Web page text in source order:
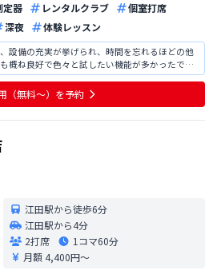
定器 レンタルクラブ
個室打席
深夜 体験レッスン
設備の充実が挙げられ、時間を忘れるほどの他
概ね良好で色々と試したい機能が多かったで
駐車場の案内があればよかったです。また、地域
人数の割に夜の時間帯での予約が取りにくく、
約が取りにく
（無料〜）を予約
江田駅から徒歩6分
江田駅から4分
2打席
1コマ60分
月額 4,400円〜